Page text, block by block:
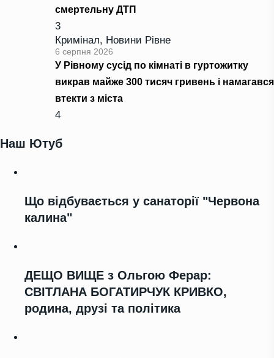
смертельну ДТП
3
Кримінал, Новини Рівне
6 серпня 2026
У Рівному сусід по кімнаті в гуртожитку
викрав майже 300 тисяч гривень і намагався
втекти з міста
4
Наш Ютуб
Що відбувається у санаторії "Червона
калина"
ДЕЩО ВИЩЕ з Ольгою Ферар:
СВІТЛАНА БОГАТИРЧУК КРИВКО,
родина, друзі та політика